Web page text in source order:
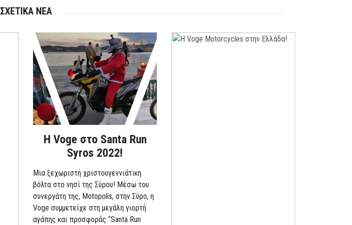
ΣΧΕΤΙΚΑ ΝΕΑ
Η Voge στο Santa Run
Syros 2022!
Μια ξεχωριστή χριστουγεννιάτικη
βόλτα στο νησί της Σύρου! Μέσω του
συνεργάτη της, Motopolis, στην Σύρο, η
Voge συμμετείχε στη μεγάλη γιορτή
αγάπης και προσφοράς “Santa Run